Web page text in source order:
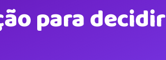
para